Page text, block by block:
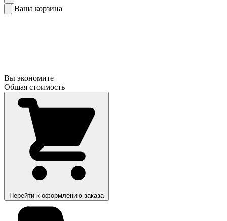
Ваша корзина
Вы экономите
Общая стоимость
Перейти к оформлению заказа